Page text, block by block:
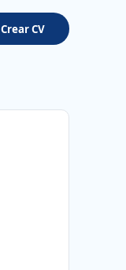
Crear CV